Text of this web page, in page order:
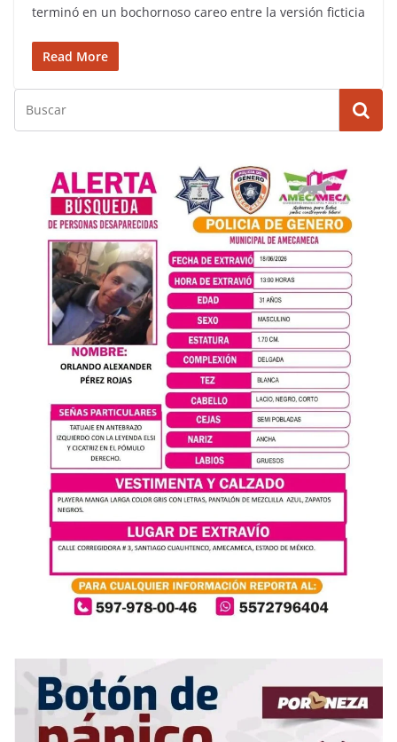
terminó en un bochornoso careo entre la versión ficticia
Read More